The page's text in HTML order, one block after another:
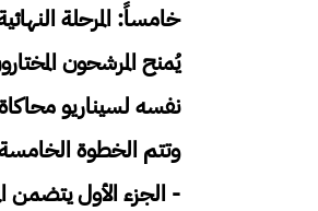
خامساً: المرحلة
يُمنح المرشحون
نفسه لسيناريو
وتتم الخطوة